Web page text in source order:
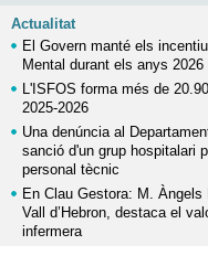
Actualitat
El Govern manté els
Mental durant els anys 2026
L'ISFOS forma més de
2025-2026
Una denúncia al
sanció d'un grup hospitalari
personal tècnic
En Clau Gestora: M. Àngels
Vall d’Hebron, destaca el
infermera